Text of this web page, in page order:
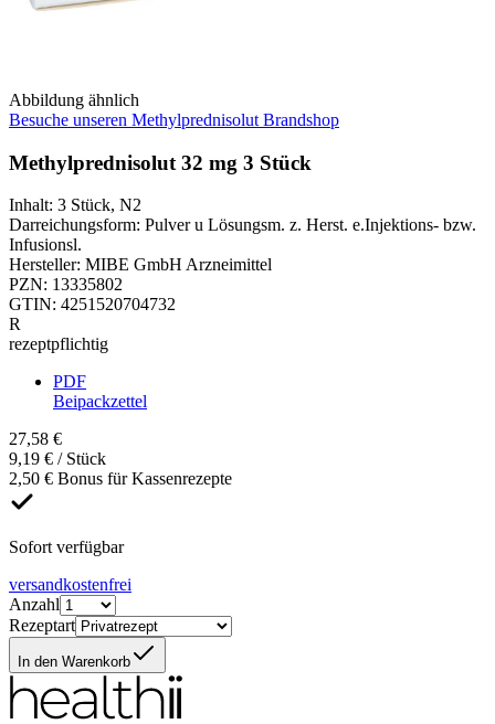
Abbildung ähnlich
Besuche unseren Methylprednisolut Brandshop
Methylprednisolut 32 mg 3 Stück
Inhalt: 3 Stück, N2
Darreichungsform: Pulver u Lösungsm. z. Herst. e.Injektions- bzw.
Infusionsl.
Hersteller: MIBE GmbH Arzneimittel
PZN: 13335802
GTIN: 4251520704732
R
rezeptpflichtig
PDF
Beipackzettel
27,58 €
9,19 € / Stück
2,50 € Bonus für Kassenrezepte
Sofort verfügbar
versandkostenfrei
Anzahl
Rezeptart
In den Warenkorb